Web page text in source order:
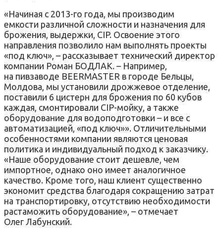
«Начиная с 2013-го года, мы производим
емкости различной сложности и назначения для
брожения, выдержки, CIP. Освоение этого
направления позволило нам выполнять проекты
«под ключ», – рассказывает технический директор
компании Роман БОДЛАК. – Например,
на пивзаводе BEERMASTER в городе Бельцы,
Молдова, мы установили дрожжевое отделение,
поставили 6 цистерн для брожения по 60 кубов
каждая, смонтировали CIP-мойку, а также
оборудование для водоподготовки – и все с
автоматизацией, «под ключ»». Отличительными
особенностями компании являются ценовая
политика и индивидуальный подход к заказчику.
«Наше оборудование стоит дешевле, чем
импортное, однако оно имеет аналогичное
качество. Кроме того, наш клиент существенно
экономит средства благодаря сокращению затрат
на транспортировку, отсутствию необходимости
растаможить оборудование», – отмечает
Олег Лабунский.